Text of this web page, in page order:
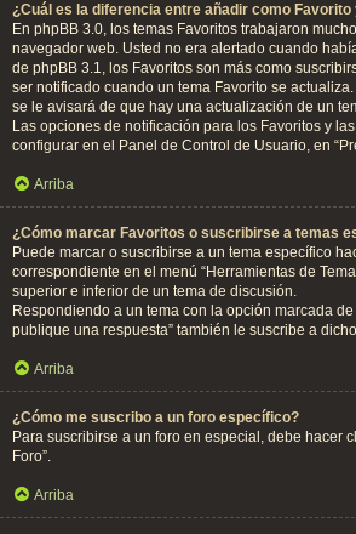
¿Cuál es la diferencia entre añadir como
En phpBB 3.0, los temas Favoritos trabajaron
navegador web. Usted no era alertado cuando
de phpBB 3.1, los Favoritos son más como
ser notificado cuando un tema Favorito se
se le avisará de que hay una actualización de un
Las opciones de notificación para los Favoritos y
configurar en el Panel de Control de Usuario, en
Arriba
¿Cómo marcar Favoritos o suscribirse a temas
Puede marcar o suscribirse a un tema específico
correspondiente en el menú “Herramientas de
superior e inferior de un tema de discusión.
Respondiendo a un tema con la opción marcada
publique una respuesta” también le suscribe a
Arriba
¿Cómo me suscribo a un foro específico?
Para suscribirse a un foro en especial, debe hacer
Foro”.
Arriba